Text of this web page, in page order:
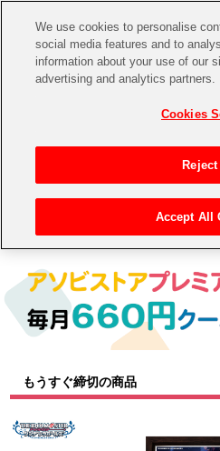
CHANNEL
ゲーム
EVENT
ASOBI TICKET
アイドルマスターシリーズ
アイドルマスター
アイドルマスター ミリオンライブ！
アイドルマスター SideM
学園アイドルマスター
プロジェクトアイマス ヴイアライヴ
イベントグッズ
トイ・ホビー
アイドルマスター シリ
もうすぐ締切の商品
We use cookies to personalise
social media features and to
information about your use of our
advertising and analytics partners.
Cookies
Reject
Accept All